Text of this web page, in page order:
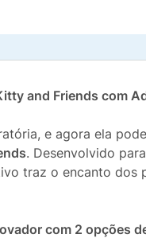
and Friends com
e agora ela
. Desenvolvido
traz o encanto
com 2 opções